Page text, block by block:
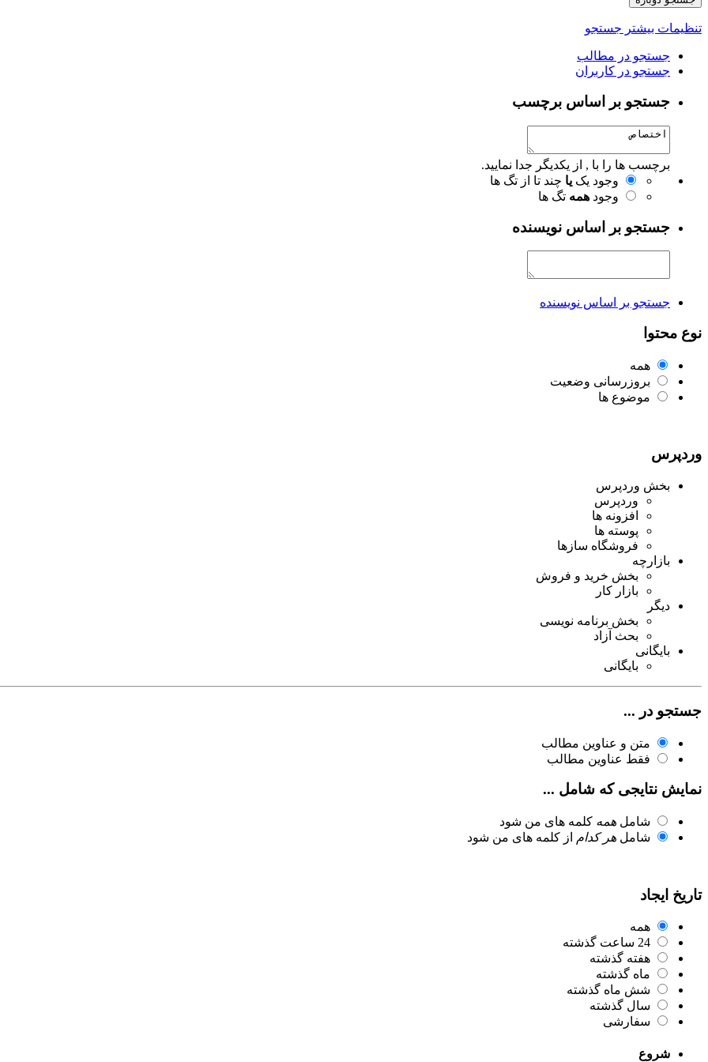
تنظیمات بیشتر جستجو
جستجو در مطالب
جستجو در کاربران
جستجو بر اساس برچسب
برچسب ها را با , از یکدیگر جدا نمایید.
وجود یک یا چند تا از تگ ها
وجود همه تگ ها
جستجو بر اساس نویسنده
جستجو بر اساس نویسنده
نوع محتوا
همه
بروزرسانی وضعیت
موضوع ها
وردپرس
بخش وردپرس
وردپرس
افزونه ها
پوسته ها
فروشگاه سازها
بازارچه
بخش خرید و فروش
بازار کار
دیگر
بخش برنامه نویسی
بحث آزاد
بایگانی
بایگانی
جستجو در ...
متن و عناوین مطالب
فقط عناوین مطالب
نمایش نتایجی که شامل ...
شامل همه کلمه های من شود
شامل هر کدام از کلمه های من شود
تاریخ ایجاد
همه
24 ساعت گذشته
هفته گذشته
ماه گذشته
شش ماه گذشته
سال گذشته
سفارشی
شروع